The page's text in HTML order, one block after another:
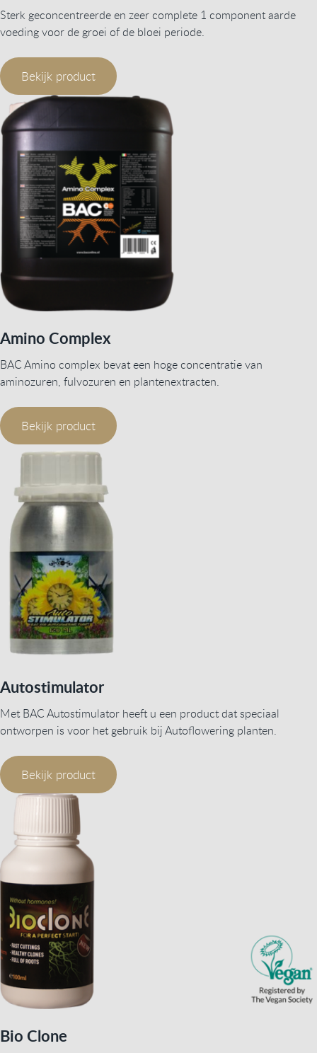
Sterk geconcentreerde en zeer complete 1 component aarde
voeding voor de groei of de bloei periode.
Bekijk product
Amino Complex
BAC Amino complex bevat een hoge concentratie van
aminozuren, fulvozuren en plantenextracten.
Bekijk product
Autostimulator
Met BAC Autostimulator heeft u een product dat speciaal
ontworpen is voor het gebruik bij Autoflowering planten.
Bekijk product
Bio Clone